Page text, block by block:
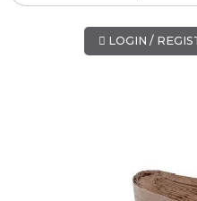
LOGIN /